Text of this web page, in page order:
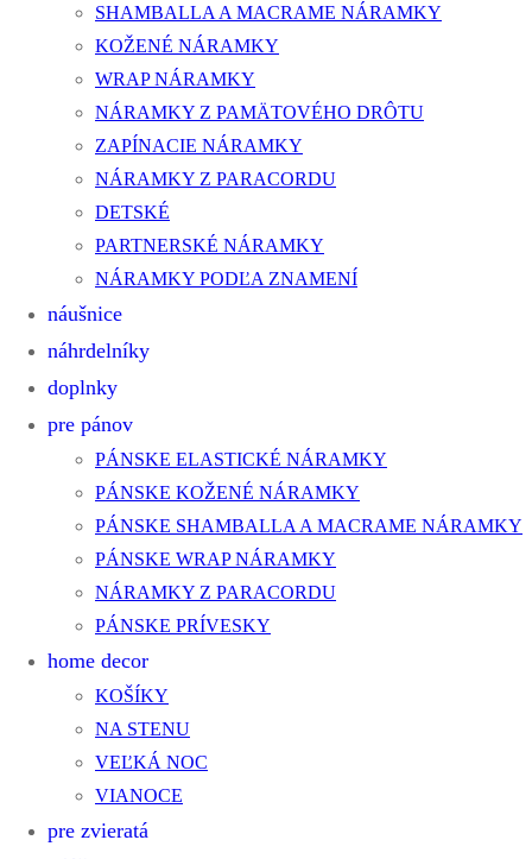
SHAMBALLA A MACRAME NÁRAMKY
KOŽENÉ NÁRAMKY
WRAP NÁRAMKY
NÁRAMKY Z PAMÄTOVÉHO DRÔTU
ZAPÍNACIE NÁRAMKY
NÁRAMKY Z PARACORDU
DETSKÉ
PARTNERSKÉ NÁRAMKY
NÁRAMKY PODĽA ZNAMENÍ
náušnice
náhrdelníky
doplnky
pre pánov
PÁNSKE ELASTICKÉ NÁRAMKY
PÁNSKE KOŽENÉ NÁRAMKY
PÁNSKE SHAMBALLA A MACRAME NÁRAMKY
PÁNSKE WRAP NÁRAMKY
NÁRAMKY Z PARACORDU
PÁNSKE PRÍVESKY
home decor
KOŠÍKY
NA STENU
VEĽKÁ NOC
VIANOCE
pre zvieratá